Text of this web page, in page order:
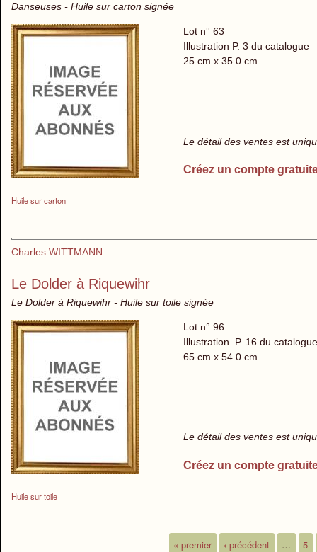
Danseuses - Huile sur carton signée
Huile sur carton
Lot n° 63
Illustration P. 3 du catalogue
25 cm x 35.0 cm
Le détail des ventes est
Créez un compte
Charles WITTMANN
Le Dolder à Riquewihr
Le Dolder à Riquewihr - Huile sur toile signée
Huile sur toile
Lot n° 96
Illustration P. 16 du catalogue
65 cm x 54.0 cm
Le détail des ventes est
Créez un compte
« premier ‹ précédent … 5